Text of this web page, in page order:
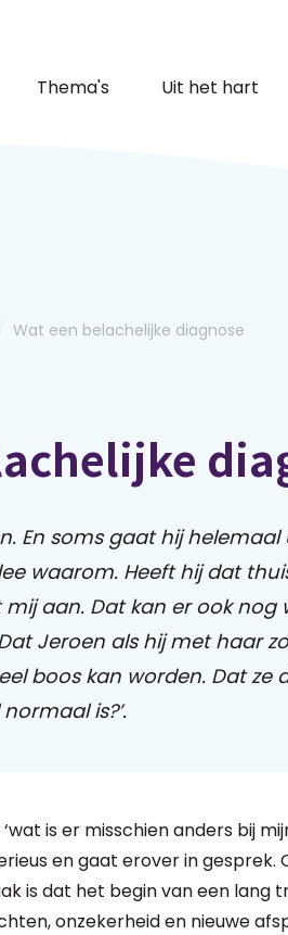
Thema's Uit het hart
Wat een belachelijke diagnose
En soms gaat hij helemaal
waarom. Heeft hij dat
aan. Dat kan er ook nog
Jeroen als hij met haar
boos kan worden. Dat ze
is?’.
is er misschien anders bij
en gaat erover in gesprek.
is dat het begin van een lang
onzekerheid en nieuwe